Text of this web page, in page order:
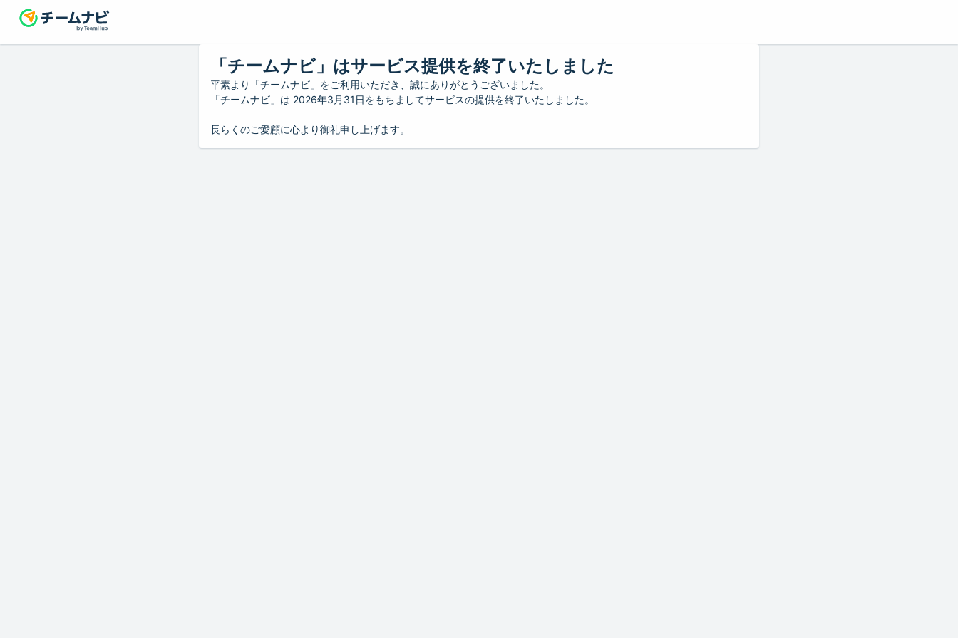
「チームナビ」はサービス提供を終了いたしました
平素より「チームナビ」をご利用いただき、誠にありがとうございました。
「チームナビ」は 2026年3月31日をもちましてサービスの提供を終了いたしました。
長らくのご愛顧に心より御礼申し上げます。